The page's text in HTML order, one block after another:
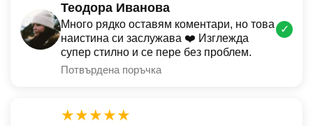
Теодора Иванова
Много рядко оставям коментари, но това
наистина си заслужава ❤️ Изглежда
супер стилно и се пере без проблем.
Потвърдена поръчка
✓
★★★★★